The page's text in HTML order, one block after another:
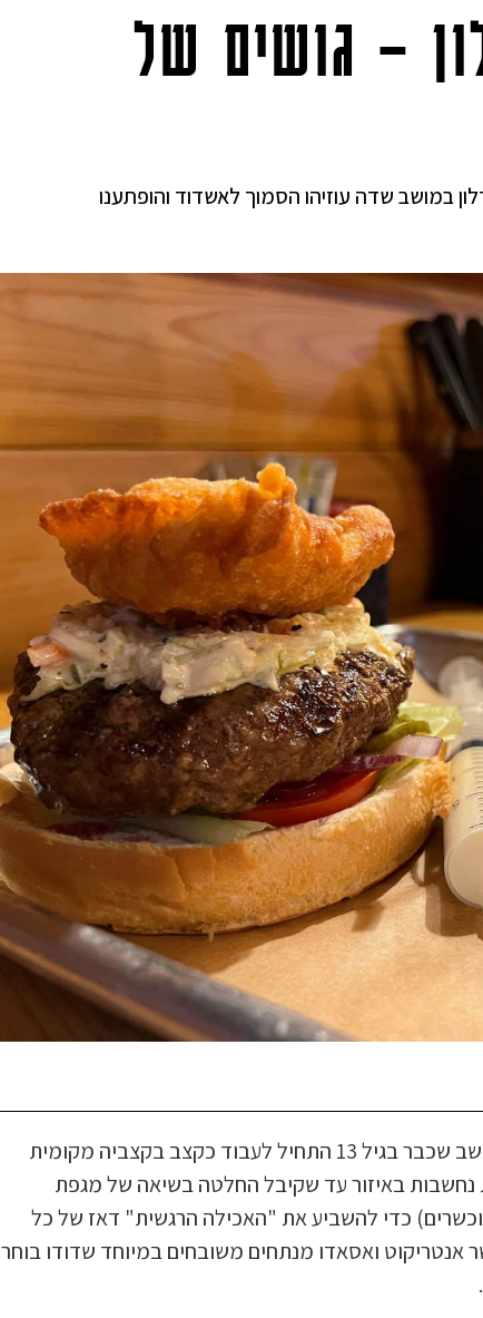
– גושים של
שדה עוזיהו הסמוך לאשדוד והופתענו
המסעדה נפתחה במהלך גל הקורונה הראשון ע"י דודו פדלון בן המושב שכבר בגיל 13 התחיל לעבוד כקצב בקצביה מקומית
באיזור עד שקיבל החלטה בשיאה של מגפת
כדי להשביע את "האכילה הרגשית" דאז של כל
ואסאדו מנתחים משובחים במיוחד שדודו בוחר